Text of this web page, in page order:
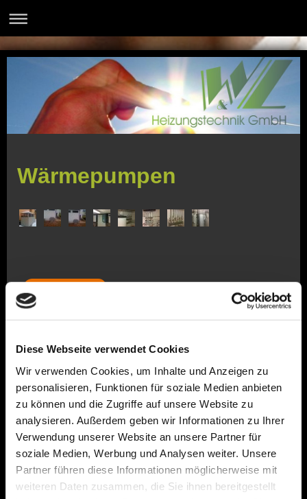
Diese Webseite verwendet Cookies
Wir verwenden Cookies, um Inhalte und Anzeigen zu
personalisieren, Funktionen für soziale Medien anbieten
zu können und die Zugriffe auf unsere Website zu
analysieren. Außerdem geben wir Informationen zu Ihrer
Verwendung unserer Website an unsere Partner für
soziale Medien, Werbung und Analysen weiter. Unsere
Partner führen diese Informationen möglicherweise mit
weiteren Daten zusammen, die Sie ihnen bereitgestellt
Wärmepumpen